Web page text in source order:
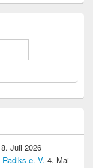
8. Juli 2026
e. V. 4. Mai